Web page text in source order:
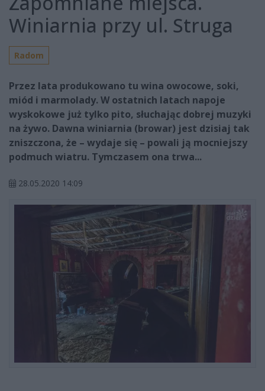
Winiarnia przy ul. Struga
Radom
Przez lata produkowano tu wina owocowe, soki,
miód i marmolady. W ostatnich latach napoje
wyskokowe już tylko pito, słuchając dobrej muzyki
na żywo. Dawna winiarnia (browar) jest dzisiaj tak
zniszczona, że – wydaje się – powali ją mocniejszy
podmuch wiatru. Tymczasem ona trwa...
28.05.2020 14:09